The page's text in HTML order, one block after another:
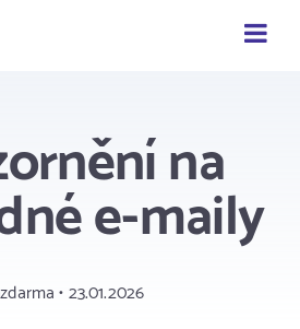
na
e-maily
• 23.01.2026